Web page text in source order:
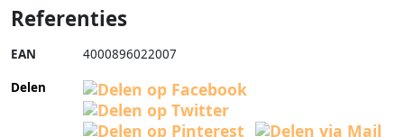
Referenties
EAN 4000896022007
Delen